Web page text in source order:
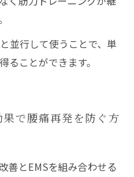
並行して使うことで、単
ることができます。
で腰痛再発を防ぐ方
善とEMSを組み合わせる